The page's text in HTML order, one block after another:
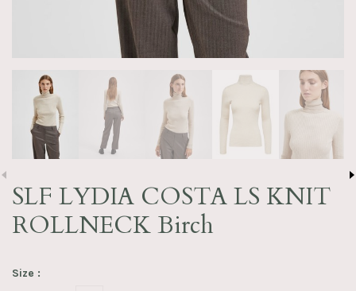
SLF LYDIA COSTA LS KNIT
ROLLNECK Birch
Size :